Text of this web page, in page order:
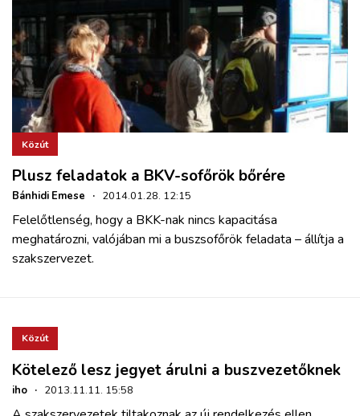
Közút
Plusz feladatok a BKV-sofőrök bőrére
Bánhidi Emese · 2014.01.28. 12:15
Felelőtlenség, hogy a BKK-nak nincs kapacitása
meghatározni, valójában mi a buszsofőrök feladata – állítja a
szakszervezet.
Közút
Kötelező lesz jegyet árulni a buszvezetőknek
iho · 2013.11.11. 15:58